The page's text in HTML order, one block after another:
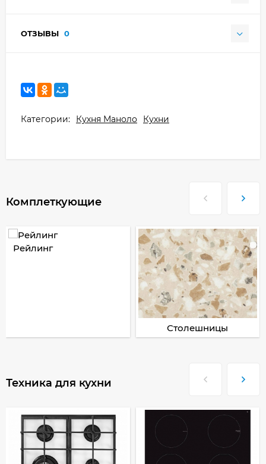
ОТЗЫВЫ 0
Категории: Кухня Маноло Кухни
Комплеткующие
Рейлинг
Столешницы
Техника для кухни